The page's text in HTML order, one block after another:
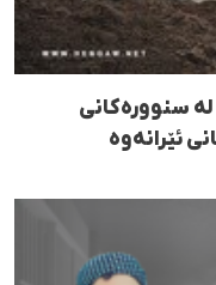
لە سنوورەکانی
ئێرانەوە